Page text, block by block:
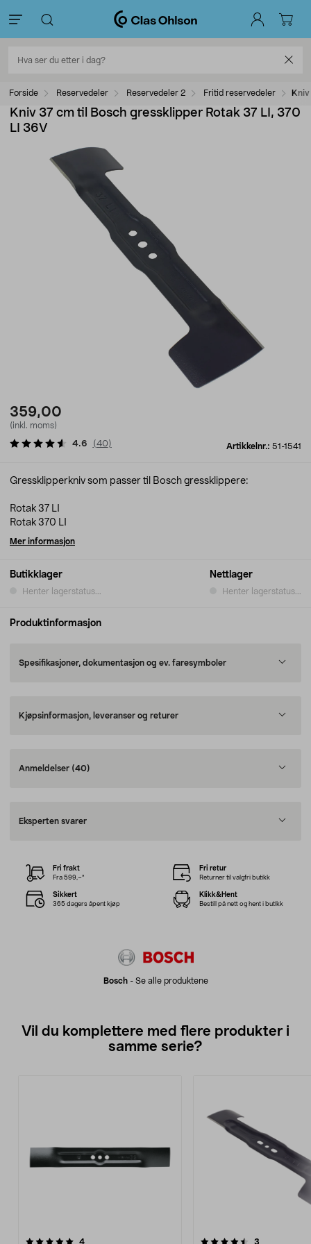
Forside Reservedeler Reservedeler 2 Fritid reservedeler
Kniv 37 cm til Bosch gressklipper Rotak 37 LI, 370
LI 36V
359,00
(inkl. moms)
Artikkelnr.: 51-1541
4.6 (40)
Butikklager
Henter lagerstatus...
Nettlager
Henter lagerstatus...
Gressklipperkniv som passer til Bosch gressklippere:
Rotak 37 LI
Rotak 370 LI
Mer informasjon
Produktinformasjon
Spesifikasjoner, dokumentasjon og ev. faresymboler
Kjøpsinformasjon, leveranser og returer
Anmeldelser (40)
Eksperten svarer
Bosch- Se alle produktene
Fri frakt
Fra 599,–*
Fri retur
Returner til valgfri butikk
Sikkert
365 dagers åpent kjøp
Klikk&Hent
Bestill på nett og hent i butikk
Vil du komplettere med flere produkter i
samme serie?
4anmeldelser
4.5av 5 stjerner 3
4.5av 5 stjerner